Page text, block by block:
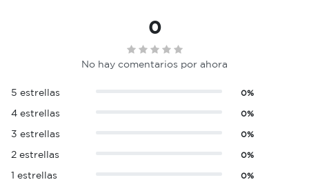
0
No hay comentarios por ahora
5 estrellas 0%
4 estrellas 0%
3 estrellas 0%
2 estrellas 0%
1 estrellas 0%